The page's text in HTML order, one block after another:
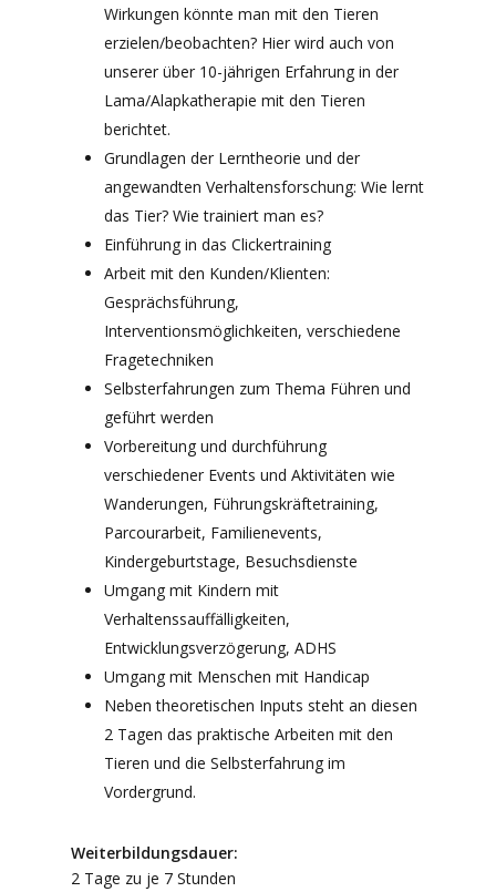
Wirkungen könnte man mit den Tieren
erzielen/beobachten? Hier wird auch von
unserer über 10-jährigen Erfahrung in der
Lama/Alapkatherapie mit den Tieren
berichtet.
Grundlagen der Lerntheorie und der
angewandten Verhaltensforschung: Wie lernt
das Tier? Wie trainiert man es?
Einführung in das Clickertraining
Arbeit mit den Kunden/Klienten:
Gesprächsführung,
Interventionsmöglichkeiten, verschiedene
Fragetechniken
Selbsterfahrungen zum Thema Führen und
geführt werden
Vorbereitung und durchführung
verschiedener Events und Aktivitäten wie
Wanderungen, Führungskräftetraining,
Parcourarbeit, Familienevents,
Kindergeburtstage, Besuchsdienste
Umgang mit Kindern mit
Verhaltenssauffälligkeiten,
Entwicklungsverzögerung, ADHS
Umgang mit Menschen mit Handicap
Neben theoretischen Inputs steht an diesen
2 Tagen das praktische Arbeiten mit den
Tieren und die Selbsterfahrung im
Vordergrund.
Weiterbildungsdauer:
2 Tage zu je 7 Stunden